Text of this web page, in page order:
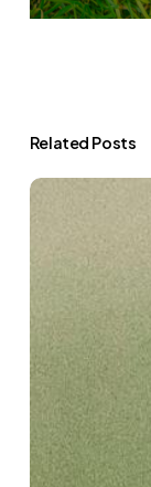
Related Posts